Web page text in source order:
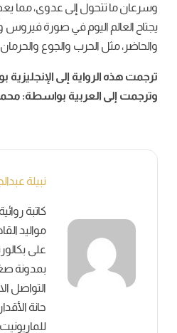
وسرعان ما تتحول إلى عدوى، مما
يجتاح العالم اليوم في صورة فيروس
والحاضر، مثل الحرب والجوع
ترجمت هذه الرواية إلى الإنجليزية
وترجمت إلى العربية بواسطة:
نبيلة
كاتبة
على
بمدونة
التواصل
حانة